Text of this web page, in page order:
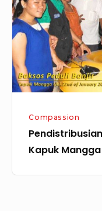
1,
Kapuk
Mangga
Ubi,
Jakarta
Compassion
Kapuk